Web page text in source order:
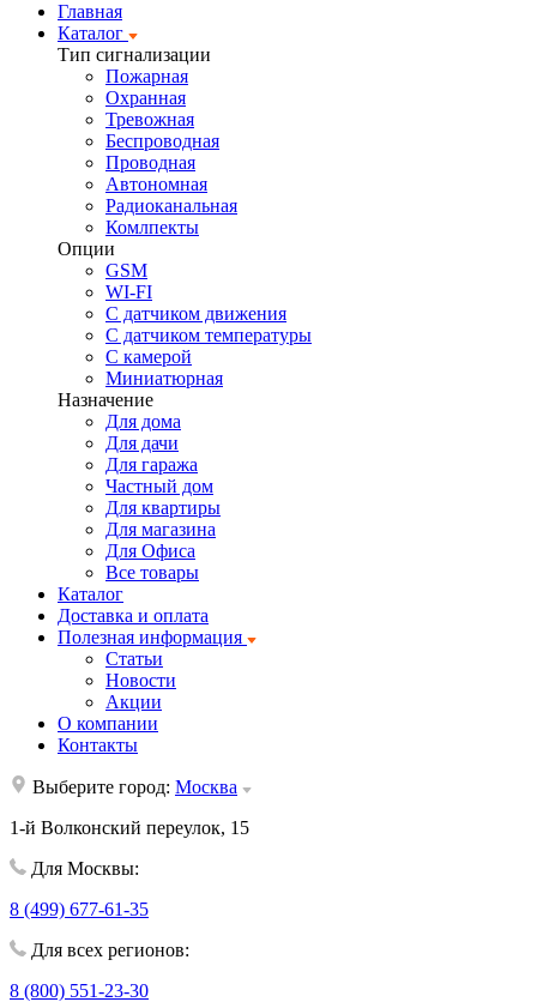
Главная
Каталог
Тип сигнализации
Пожарная
Охранная
Тревожная
Беспроводная
Проводная
Автономная
Радиоканальная
Комлпекты
Опции
GSM
WI-FI
С датчиком движения
С датчиком температуры
С камерой
Миниатюрная
Назначение
Для дома
Для дачи
Для гаража
Частный дом
Для квартиры
Для магазина
Для Офиса
Все товары
Каталог
Доставка и оплата
Полезная информация
Статьи
Новости
Акции
О компании
Контакты
Выберите город: Москва
1-й Волконский переулок, 15
Для Москвы:
8 (499) 677-61-35
Для всех регионов:
8 (800) 551-23-30